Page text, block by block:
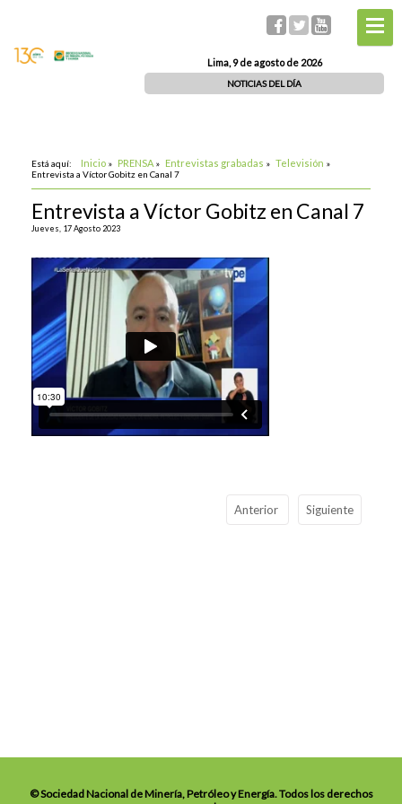
Lima, 9 de agosto de 2026
NOTICIAS DEL DÍA
Está aquí: Inicio » PRENSA » Entrevistas grabadas » Televisión »
Entrevista a Víctor Gobitz en Canal 7
Entrevista a Víctor Gobitz en Canal 7
Jueves, 17 Agosto 2023
Anterior Siguiente
© Sociedad Nacional de Minería, Petróleo y Energía. Todos los derechos